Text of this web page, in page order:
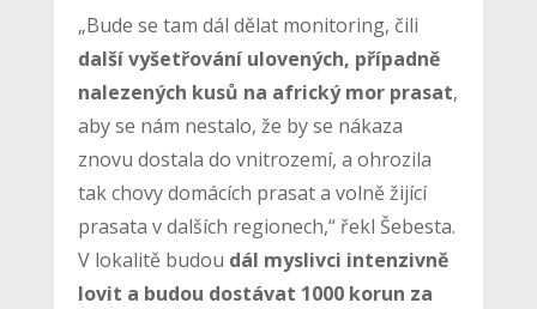
„Bude se tam dál dělat monitoring, čili
další vyšetřování ulovených, případně
nalezených kusů na africký mor prasat,
aby se nám nestalo, že by se nákaza
znovu dostala do vnitrozemí, a ohrozila
tak chovy domácích prasat a volně žijící
prasata v dalších regionech,“ řekl Šebesta.
V lokalitě budou dál myslivci intenzivně
lovit a budou dostávat 1000 korun za